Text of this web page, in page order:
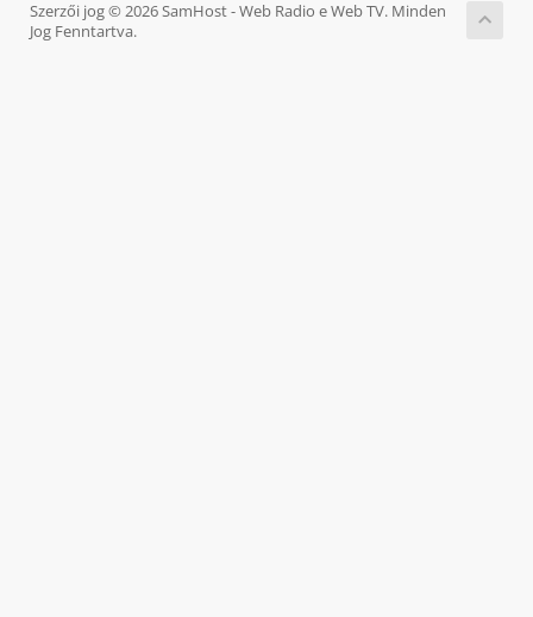
Szerzői jog © 2026 SamHost - Web Radio e Web TV. Minden
Jog Fenntartva.